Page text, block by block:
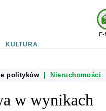
E-
KULTURA
polityków Nieruchomości
w wynikach